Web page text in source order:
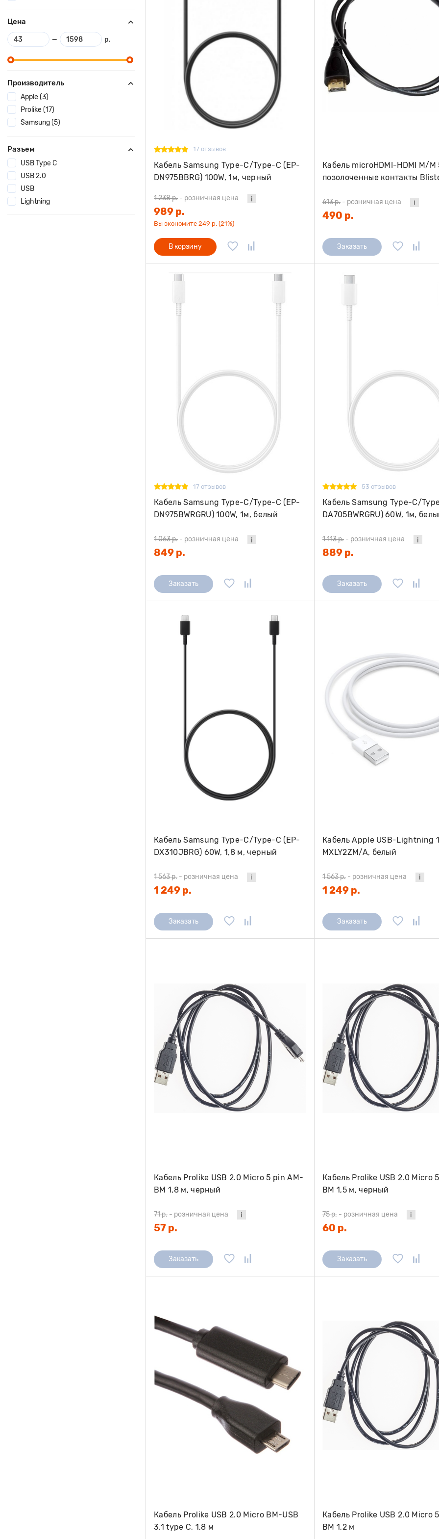
Цена
— р.
Производитель
Apple (3)
Prolike (17)
Samsung (5)
Разъем
USB Type C
USB 2.0
USB
Lightning
17 отзывов
Кабель Samsung Type-C/Type-C (EP-
DN975BBRG) 100W, 1м, черный
1 238 р. - розничная цена
989 р.
Вы экономите 249 р. (21%)
В корзину
Кабель microHDMI-HDMI M/M
позолоченные контакты
613 р. - розничная цена
490 р.
Заказать
17 отзывов
Кабель Samsung Type-C/Type-C (EP-
DN975BWRGRU) 100W, 1м, белый
1 063 р. - розничная цена
849 р.
Заказать
53 отзывов
Кабель Samsung Type-C/
DA705BWRGRU) 60W, 1м,
1 113 р. - розничная цена
889 р.
Заказать
Кабель Samsung Type-C/Type-C (EP-
DX310JBRG) 60W, 1,8 м, черный
1 563 р. - розничная цена
1 249 р.
Заказать
Кабель Apple USB-Lightning
MXLY2ZM/A, белый
1 563 р. - розничная цена
1 249 р.
Заказать
Кабель Prolike USB 2.0 Micro 5 pin AM-
BM 1,8 м, черный
71 р. - розничная цена
57 р.
Заказать
Кабель Prolike USB 2.0 Micro
BM 1,5 м, черный
75 р. - розничная цена
60 р.
Заказать
Кабель Prolike USB 2.0 Micro BM-USB
3.1 type C, 1,8 м
Кабель Prolike USB 2.0 Micro
BM 1,2 м